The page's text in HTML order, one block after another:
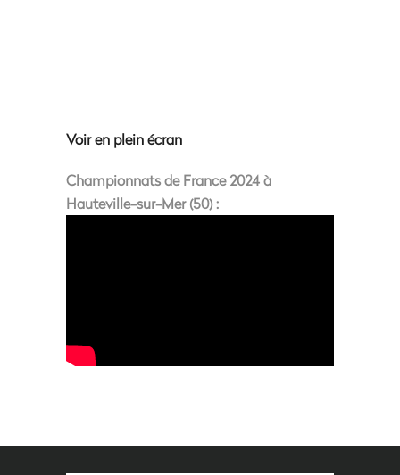
Voir en plein écran
Championnats de France 2024 à
Hauteville-sur-Mer (50) :